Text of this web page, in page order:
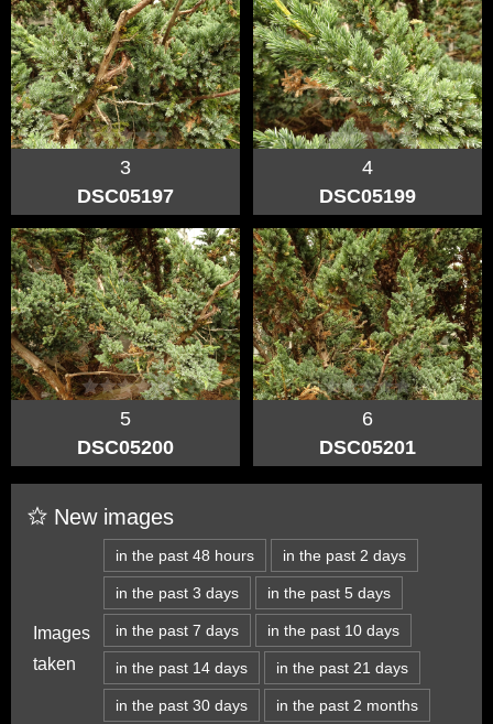
3
DSC05197
4
DSC05199
5
DSC05200
6
DSC05201
New images
Images
taken
in the past 48 hours in the past 2 days
in the past 3 days in the past 5 days
in the past 7 days in the past 10 days
in the past 14 days in the past 21 days
in the past 30 days in the past 2 months